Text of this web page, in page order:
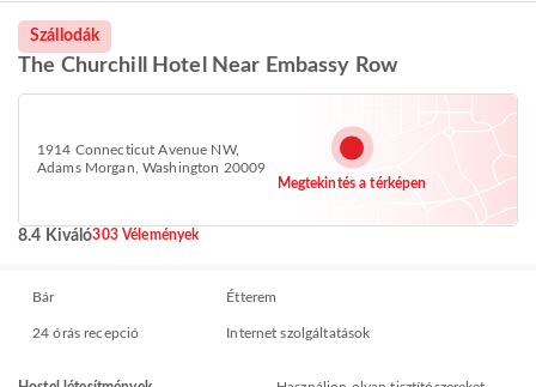
Szállodák
The Churchill Hotel Near Embassy Row
1914 Connecticut Avenue NW,
Adams Morgan, Washington 20009
Megtekintés a térképen
8.4 Kiváló303 Vélemények
Bár Étterem
24 órás recepció Internet szolgáltatások